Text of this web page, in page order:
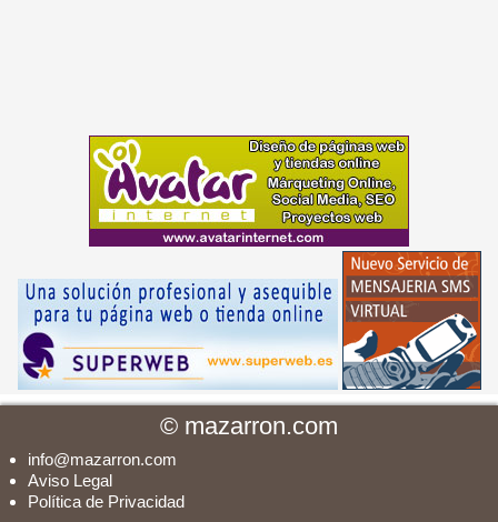
© mazarron.com
info@mazarron.com
Aviso Legal
Política de Privacidad